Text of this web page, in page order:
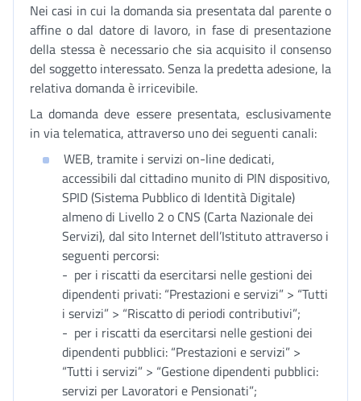
Nei casi in cui la domanda sia presentata dal parente o
affine o dal datore di lavoro, in fase di presentazione
della stessa è necessario che sia acquisito il consenso
del soggetto interessato. Senza la predetta adesione, la
relativa domanda è irricevibile.
La domanda deve essere presentata, esclusivamente
in via telematica, attraverso uno dei seguenti canali:
WEB, tramite i servizi on-line dedicati,
accessibili dal cittadino munito di PIN dispositivo,
SPID (Sistema Pubblico di Identità Digitale)
almeno di Livello 2 o CNS (Carta Nazionale dei
Servizi), dal sito Internet dell’Istituto attraverso i
seguenti percorsi:
- per i riscatti da esercitarsi nelle gestioni dei
dipendenti privati: “Prestazioni e servizi” > “Tutti
i servizi” > “Riscatto di periodi contributivi”;
- per i riscatti da esercitarsi nelle gestioni dei
dipendenti pubblici: “Prestazioni e servizi” >
“Tutti i servizi” > “Gestione dipendenti pubblici:
servizi per Lavoratori e Pensionati”;